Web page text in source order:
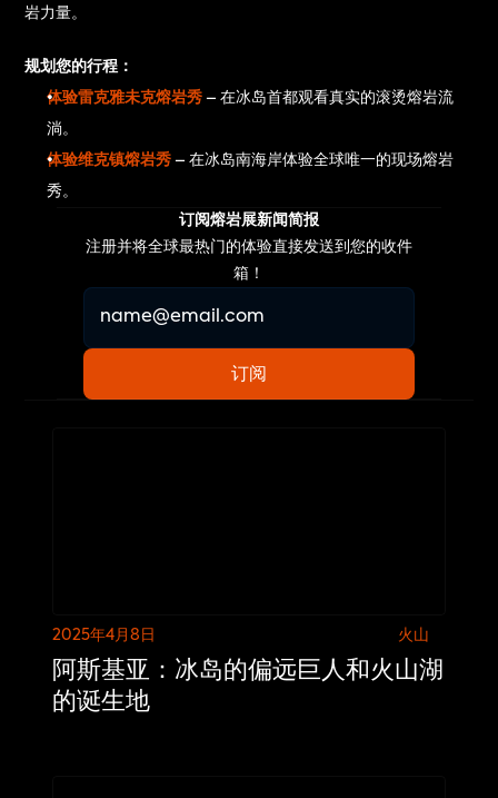
岩力量。
规划您的行程：
体验雷克雅未克熔岩秀 – 在冰岛首都观看真实的滚烫熔岩流
淌。
体验维克镇熔岩秀 – 在冰岛南海岸体验全球唯一的现场熔岩
秀。
订阅熔岩展新闻简报
注册并将全球最热门的体验直接发送到您的收件
箱！
2025年4月8日 火山
阿斯基亚：冰岛的偏远巨人和火山湖
的诞生地